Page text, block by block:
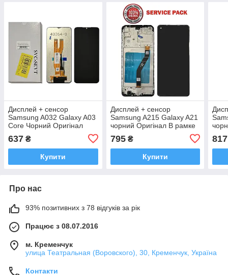
Дисплей + сенсор
Samsung A032 Galaxy A03
Core Чорний Оригінал
GH82-26033A
637 ₴
Купити
Дисплей + сенсор
Samsung A215 Galaxy A21
чорний Оригінал В рамке
GH82-22988A
795₴
Купити
817
Про нас
93% позитивних з 78 відгуків за рік
Працює з 08.07.2016
м. Кременчук
улица Театральная (Воровского), 30, Кременчук, Україна
Контакти